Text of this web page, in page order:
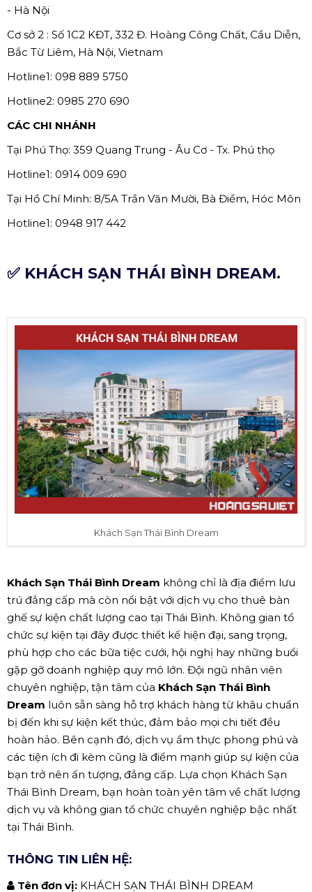
- Hà Nội
Cơ sở 2 : Số 1C2 KĐT, 332 Đ. Hoàng Công Chất, Cầu Diễn,
Bắc Từ Liêm, Hà Nội, Vietnam
Hotline1: 098 889 5750
Hotline2: 0985 270 690
CÁC CHI NHÁNH
Tại Phú Thọ: 359 Quang Trung - Âu Cơ - Tx. Phú thọ
Hotline1: 0914 009 690
Tại Hồ Chí Minh: 8/5A Trần Văn Mười, Bà Điểm, Hóc Môn
Hotline1: 0948 917 442
✅ KHÁCH SẠN THÁI BÌNH DREAM.
Khách Sạn Thái Bình Dream
Khách Sạn Thái Bình Dream không chỉ là địa điểm lưu
trú đẳng cấp mà còn nổi bật với dịch vụ cho thuê bàn
ghế sự kiện chất lượng cao tại Thái Bình. Không gian tổ
chức sự kiện tại đây được thiết kế hiện đại, sang trọng,
phù hợp cho các bữa tiệc cưới, hội nghị hay những buổi
gặp gỡ doanh nghiệp quy mô lớn. Đội ngũ nhân viên
chuyên nghiệp, tận tâm của Khách Sạn Thái Bình
Dream luôn sẵn sàng hỗ trợ khách hàng từ khâu chuẩn
bị đến khi sự kiện kết thúc, đảm bảo mọi chi tiết đều
hoàn hảo. Bên cạnh đó, dịch vụ ẩm thực phong phú và
các tiện ích đi kèm cũng là điểm mạnh giúp sự kiện của
bạn trở nên ấn tượng, đẳng cấp. Lựa chọn Khách Sạn
Thái Bình Dream, bạn hoàn toàn yên tâm về chất lượng
dịch vụ và không gian tổ chức chuyên nghiệp bậc nhất
tại Thái Bình.
THÔNG TIN LIÊN HỆ:
Tên đơn vị: KHÁCH SẠN THÁI BÌNH DREAM